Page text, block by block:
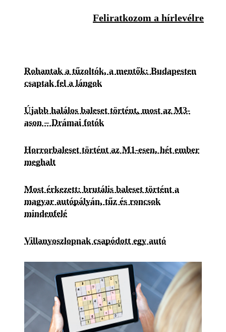
Feliratkozom a hírlevélre
Rohantak a tűzoltók, a mentők: Budapesten
csaptak fel a lángok
Újabb halálos baleset történt, most az M3-
ason – Drámai fotók
Horrorbaleset történt az M1-esen, hét ember
meghalt
Most érkezett: brutális baleset történt a
magyar autópályán, tűz és roncsok
mindenfelé
Villanyoszlopnak csapódott egy autó